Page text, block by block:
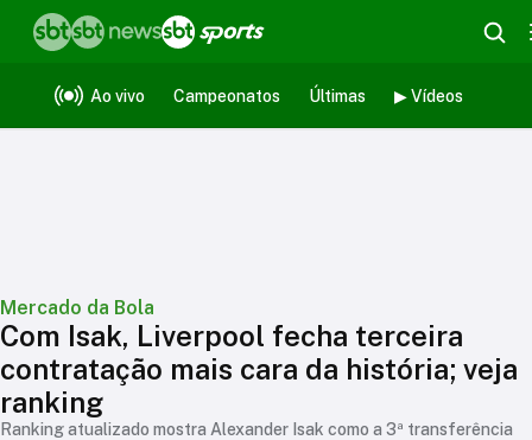
Ao vivo Campeonatos Últimas ▶ Vídeos
Mercado da Bola
Com Isak, Liverpool fecha terceira
contratação mais cara da história; veja
ranking
Ranking atualizado mostra Alexander Isak como a 3ª transferência